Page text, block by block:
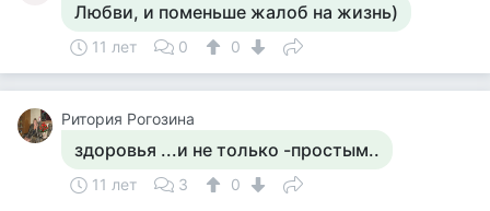
Любви, и поменьше жалоб на жизнь)
11 лет 0 0
Ритория Рогозина
здоровья ...и не только -простым..
11 лет 3 0